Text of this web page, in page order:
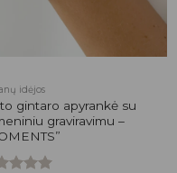
idėjos
gintaro apyrankė su
graviravimu –